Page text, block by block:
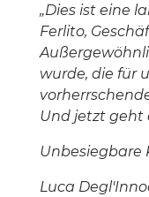
„Dies ist eine
Ferlito,
wurde, die für
Und jetzt geht
Unbesiegbare
Luca